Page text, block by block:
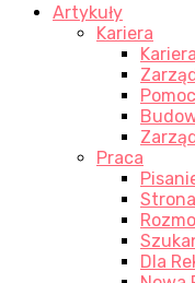
Artykuły
Kariera
Praca
Dla